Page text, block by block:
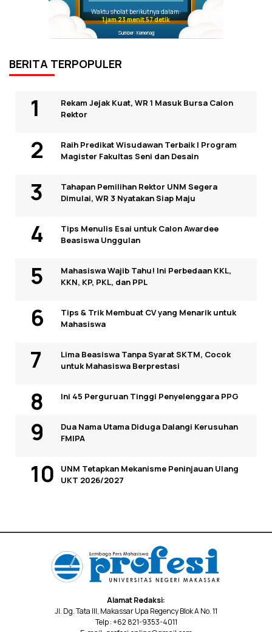
Waktu sholat berikutnya dalam:
1 jam 23 menit 57 detik
Sumber: Kemenag
BERITA TERPOPULER
Rekam Jejak Kuat, WR 1 Masuk Bursa Calon
Rektor
Raih Predikat Wisudawan Terbaik I Program
Magister Fakultas Seni dan Desain
Tahapan Pemilihan Rektor UNM Segera
Dimulai, WR 3 Nyatakan Siap Maju
Tips Menulis Esai untuk Calon Awardee
Beasiswa Unggulan
Mahasiswa Wajib Tahu! Ini Perbedaan KKL,
KKN, KP, PKL, dan PPL
Tips & Trik Membuat CV yang Menarik untuk
Mahasiswa
Lima Beasiswa Tanpa Syarat SKTM, Cocok
untuk Mahasiswa Berprestasi
Ini 45 Perguruan Tinggi Penyelenggara PPG
Dua Nama Utama Diduga Dalangi Kerusuhan
FMIPA
UNM Tetapkan Mekanisme Peninjauan Ulang
UKT 2026/2027
Alamat Redaksi:
Jl. Dg. Tata III, Makassar Upa Regency Blok A No. 11
Telp : +62 821-9353-4011